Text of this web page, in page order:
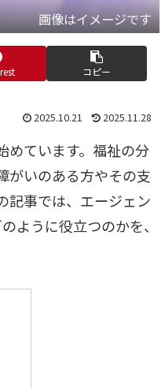
画像はイメージです
コピー
2025.10.21 2025.11.28
めています。福祉の分
がいのある方やその支
記事では、エージェン
ように役立つのかを、